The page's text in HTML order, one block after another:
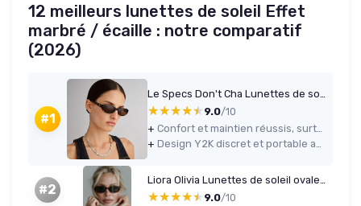
12 meilleurs lunettes de soleil Effet
marbré / écaille : notre comparatif
(2026)
#1
Le Specs Don't Cha Lunettes de soleil – Tort, ovale, unisexe, style minimaliste Y2K
★★★★★
★★★★★ 9.0/10
+
Confort et maintien réussis, surtout pour visages un peu larges et nez peu marqué
+
Design Y2K discret et portable au quotidien, avec monture tort foncé et verres marron
#2
Liora Olivia Lunettes de soleil ovales avec monture fine en acétate des années 90, couleurs rétro minimalistes pour femme, protection UV400 et étui de qualité supérieure Tortue Marron
★★★★★
★★★★★ 9.0/10